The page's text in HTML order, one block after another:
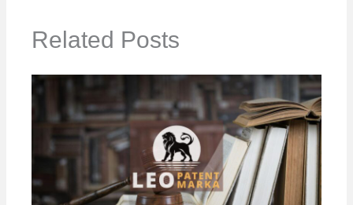
Related Posts